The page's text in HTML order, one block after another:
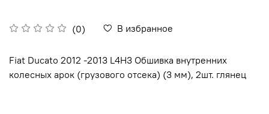
(0) В избранное
Fiat Ducato 2012 -2013 L4H3 Обшивка внутренних
колесных арок (грузового отсека) (3 мм), 2шт. глянец